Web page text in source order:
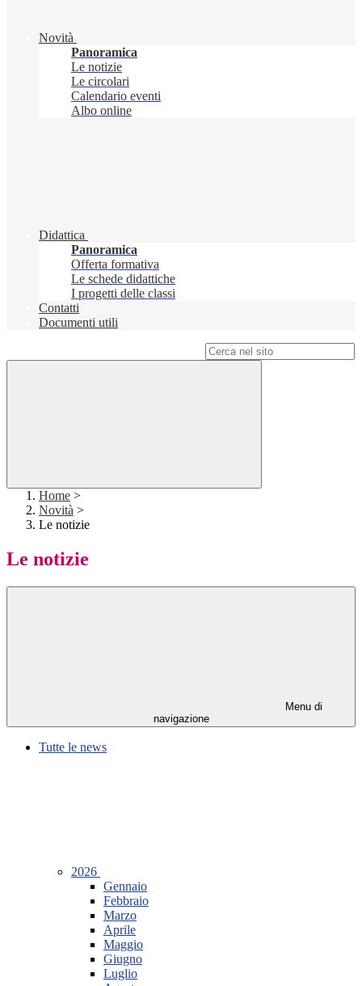
Novità
Panoramica
Le notizie
Le circolari
Calendario eventi
Albo online
Didattica
Panoramica
Offerta formativa
Le schede didattiche
I progetti delle classi
Contatti
Documenti utili
Home >
Novità >
Le notizie
Le notizie
Menu di
navigazione
Tutte le news
2026
Gennaio
Febbraio
Marzo
Aprile
Maggio
Giugno
Luglio